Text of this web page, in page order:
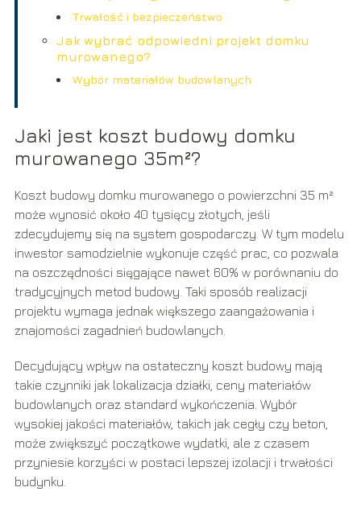
Trwałość i bezpieczeństwo
Jak wybrać odpowiedni projekt domku
murowanego?
Wybór materiałów budowlanych
Jaki jest koszt budowy domku
murowanego 35m²?
Koszt budowy domku murowanego o powierzchni 35 m²
może wynosić około 40 tysięcy złotych, jeśli
zdecydujemy się na system gospodarczy. W tym modelu
inwestor samodzielnie wykonuje część prac, co pozwala
na oszczędności sięgające nawet 60% w porównaniu do
tradycyjnych metod budowy. Taki sposób realizacji
projektu wymaga jednak większego zaangażowania i
znajomości zagadnień budowlanych.
Decydujący wpływ na ostateczny koszt budowy mają
takie czynniki jak lokalizacja działki, ceny materiałów
budowlanych oraz standard wykończenia. Wybór
wysokiej jakości materiałów, takich jak cegły czy beton,
może zwiększyć początkowe wydatki, ale z czasem
przyniesie korzyści w postaci lepszej izolacji i trwałości
budynku.